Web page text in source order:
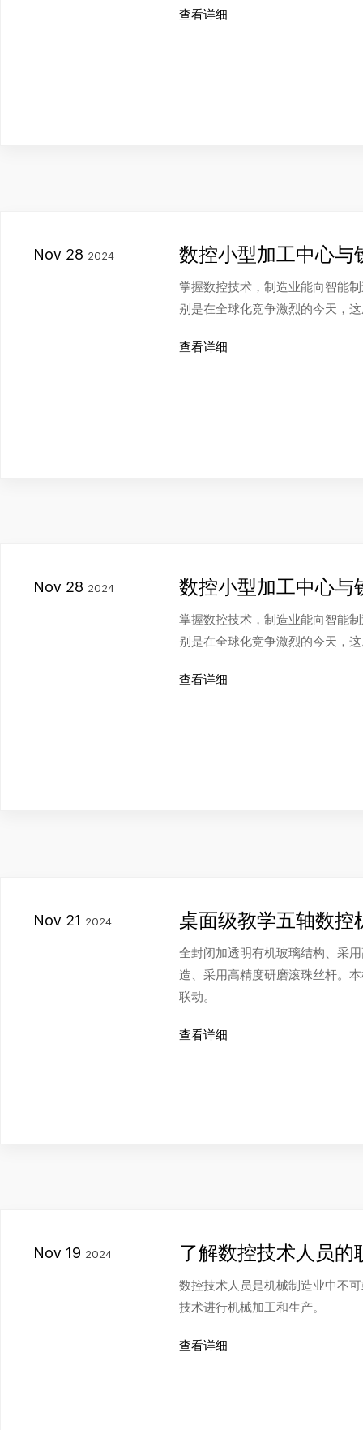
查看详细
Nov 28 2024 数控小型加工中心与
掌握数控技术，制造业能向智能
别是在全球化竞争激烈的今天，
查看详细
Nov 28 2024 数控小型加工中心与
掌握数控技术，制造业能向智能
别是在全球化竞争激烈的今天，
查看详细
Nov 21 2024 桌面级教学五轴数控
全封闭加透明有机玻璃结构、采
造、采用高精度研磨滚珠丝杆。
联动。
查看详细
Nov 19 2024 了解数控技术人员的
数控技术人员是机械制造业中不
技术进行机械加工和生产。
查看详细